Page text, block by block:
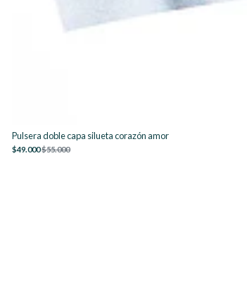
Pulsera doble capa silueta corazón amor
$49.000$55.000